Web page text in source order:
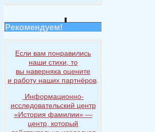
Рекомендуем!
Если вам понравились
наши стихи, то
вы наверняка оцените
и работу наших партнёров.
Информационно-
исследовательский центр
«История фамилии» —
центр, который